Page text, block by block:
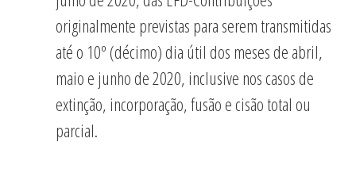
originalmente previstas para serem transmitidas
até o 10º (décimo) dia útil dos meses de abril,
maio e junho de 2020, inclusive nos casos de
extinção, incorporação, fusão e cisão total ou
parcial.